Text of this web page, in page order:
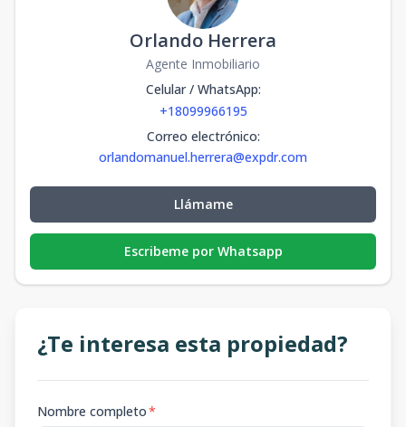
Orlando Herrera
Agente Inmobiliario
Celular / WhatsApp:
+18099966195
Correo electrónico:
orlandomanuel.herrera@expdr.com
Llámame
Escribeme por Whatsapp
¿Te interesa esta propiedad?
Nombre completo*